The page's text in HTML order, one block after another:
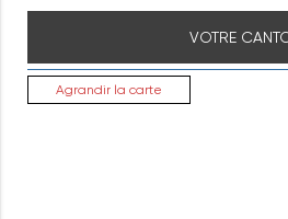
VOTRE
Agrandir la carte